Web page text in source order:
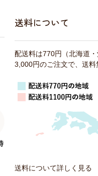
送料について
配送料は770円（北海道
3,000円のご注文で、送
送料について詳しく見る